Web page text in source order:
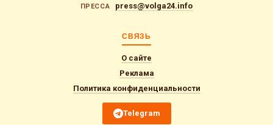
ПРЕССА press@volga24.info
СВЯЗЬ
О сайте
Реклама
Политика конфиденциальности
Telegram